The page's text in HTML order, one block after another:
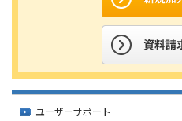
ユーザーサポート